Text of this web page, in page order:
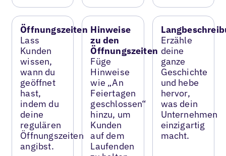
Öffnungszeiten
Lass
Kunden
wissen,
wann du
geöffnet
hast,
indem du
deine
regulären
Öffnungszeiten
angibst.
Hinweise
zu den
Öffnungszeiten
Füge
Hinweise
wie „An
Feiertagen
geschlossen“
hinzu, um
Kunden
auf dem
Laufenden
Erzähle
deine
ganze
Geschichte
und hebe
hervor,
was dein
Unternehmen
einzigartig
macht.